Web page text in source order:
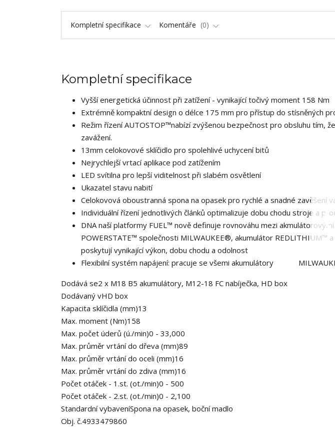
Kompletní specifikace Komentáře 0
Kompletní specifikace
Vyšší energetická účinnost při zatížení - vynikající točivý moment 158 Nm
Extrémně kompaktní design o délce 175 mm pro přístup do stísněných
Režim řízení AUTOSTOP™nabízí zvýšenou bezpečnost pro obsluhu tím,
zavážení.
13mm celokovové sklíčidlo pro spolehlivé uchycení bitů
Nejrychlejší vrtací aplikace pod zatížením
LED svítilna pro lepší viditelnost při slabém osvětlení
Ukazatel stavu nabití
Celokovová oboustranná spona na opasek pro rychlé a snadné zavěšení
Individuální řízení jednotlivých článků optimalizuje dobu chodu stroje a
DNA naší platformy FUEL™ nově definuje rovnováhu mezi
POWERSTATE™ společnosti MILWAUKEE®, akumulátor REDLITHIUM™
poskytují vynikající výkon, dobu chodu a odolnost
Flexibilní systém napájení: pracuje se všemi akumulátory
Dodává se2 x M18 B5 akumulátory, M12-18 FC nabíječka, HD box
Dodávaný vHD box
Kapacita sklíčidla (mm)13
Max. moment (Nm)158
Max. počet úderů (ú./min)0 - 33,000
Max. průměr vrtání do dřeva (mm)89
Max. průměr vrtání do oceli (mm)16
Max. průměr vrtání do zdiva (mm)16
Počet otáček - 1.st. (ot./min)0 - 500
Počet otáček - 2.st. (ot./min)0 - 2,100
Standardní vybaveníSpona na opasek, boční madlo
Obj. č.4933479860